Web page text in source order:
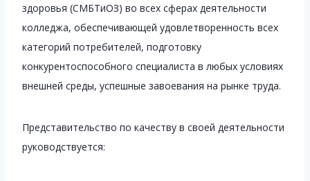
здоровья (СМБТиОЗ) во всех сферах деятельности
колледжа, обеспечивающей удовлетворенность всех
категорий потребителей, подготовку
конкурентоспособного специалиста в любых условиях
внешней среды, успешные завоевания на рынке труда.
Представительство по качеству в своей деятельности
руководствуется: